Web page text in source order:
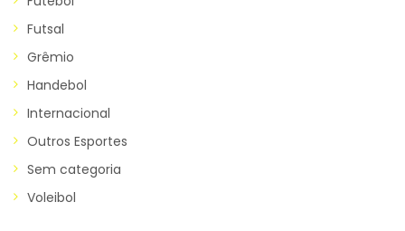
Futsal
Grêmio
Handebol
Internacional
Outros Esportes
Sem categoria
Voleibol